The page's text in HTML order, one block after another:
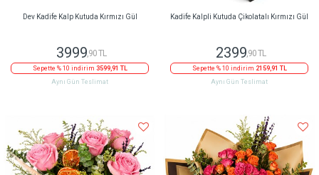
Dev Kadife Kalp Kutuda Kırmızı Gül
3999,90 TL
Sepette % 10 indirim 3599,91 TL
Aynı Gün Teslimat
Kadife Kalpli Kutuda Çikolatalı Kırmızı Gül
2399,90 TL
Sepette % 10 indirim 2159,91 TL
Aynı Gün Teslimat